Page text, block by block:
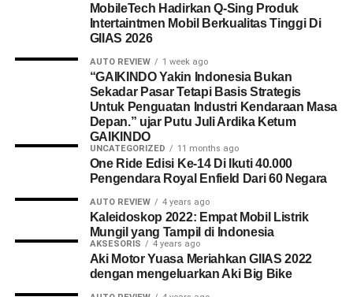
MobileTech Hadirkan Q-Sing Produk
Intertaintmen Mobil Berkualitas Tinggi Di
GIIAS 2026
AUTO REVIEW 1 week ago
“GAIKINDO Yakin Indonesia Bukan
Sekadar Pasar Tetapi Basis Strategis
Untuk Penguatan Industri Kendaraan Masa
Depan.” ujar Putu Juli Ardika Ketum
GAIKINDO
UNCATEGORIZED 11 months ago
One Ride Edisi Ke-14 Di Ikuti 40.000
Pengendara Royal Enfield Dari 60 Negara
AUTO REVIEW 4 years ago
Kaleidoskop 2022: Empat Mobil Listrik
Mungil yang Tampil di Indonesia
AKSESORIS 4 years ago
Aki Motor Yuasa Meriahkan GIIAS 2022
dengan mengeluarkan Aki Big Bike